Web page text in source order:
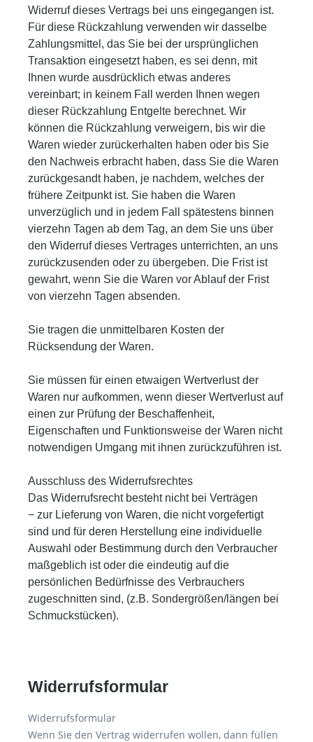
Widerruf dieses Vertrags bei uns eingegangen ist.
Für diese Rückzahlung verwenden wir dasselbe
Zahlungsmittel, das Sie bei der ursprünglichen
Transaktion eingesetzt haben, es sei denn, mit
Ihnen wurde ausdrücklich etwas anderes
vereinbart; in keinem Fall werden Ihnen wegen
dieser Rückzahlung Entgelte berechnet. Wir
können die Rückzahlung verweigern, bis wir die
Waren wieder zurückerhalten haben oder bis Sie
den Nachweis erbracht haben, dass Sie die Waren
zurückgesandt haben, je nachdem, welches der
frühere Zeitpunkt ist. Sie haben die Waren
unverzüglich und in jedem Fall spätestens binnen
vierzehn Tagen ab dem Tag, an dem Sie uns über
den Widerruf dieses Vertrages unterrichten, an uns
zurückzusenden oder zu übergeben. Die Frist ist
gewahrt, wenn Sie die Waren vor Ablauf der Frist
von vierzehn Tagen absenden.
Sie tragen die unmittelbaren Kosten der
Rücksendung der Waren.
Sie müssen für einen etwaigen Wertverlust der
Waren nur aufkommen, wenn dieser Wertverlust auf
einen zur Prüfung der Beschaffenheit,
Eigenschaften und Funktionsweise der Waren nicht
notwendigen Umgang mit ihnen zurückzuführen ist.
Ausschluss des Widerrufsrechtes
Das Widerrufsrecht besteht nicht bei Verträgen
− zur Lieferung von Waren, die nicht vorgefertigt
sind und für deren Herstellung eine individuelle
Auswahl oder Bestimmung durch den Verbraucher
maßgeblich ist oder die eindeutig auf die
persönlichen Bedürfnisse des Verbrauchers
zugeschnitten sind, (z.B. Sondergrößen/längen bei
Schmuckstücken).
Widerrufsformular
Widerrufsformular
Wenn Sie den Vertrag widerrufen wollen, dann füllen